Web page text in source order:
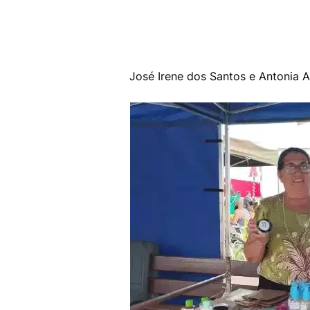
José Irene dos Santos e Antonia